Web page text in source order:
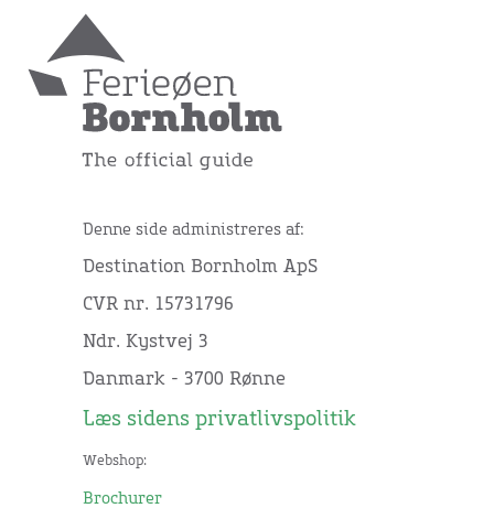
Denne side administreres af:
Destination Bornholm ApS
CVR nr. 15731796
Ndr. Kystvej 3
Danmark - 3700 Rønne
Læs sidens privatlivspolitik
Webshop:
Brochurer